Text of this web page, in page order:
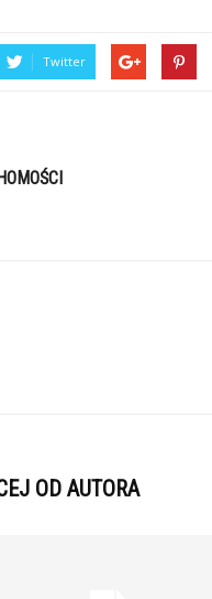
Twitter
OD AUTORA